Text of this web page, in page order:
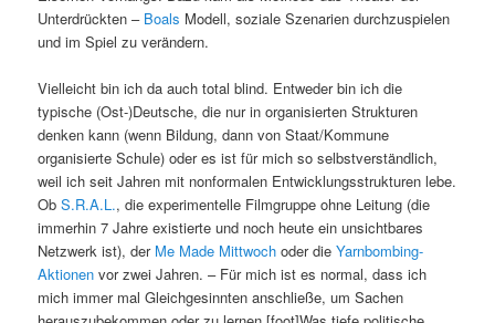
Unterdrückten – Boals Modell, soziale Szenarien durchzuspielen
und im Spiel zu verändern.
Vielleicht bin ich da auch total blind. Entweder bin ich die
typische (Ost-)Deutsche, die nur in organisierten Strukturen
denken kann (wenn Bildung, dann von Staat/Kommune
organisierte Schule) oder es ist für mich so selbstverständlich,
weil ich seit Jahren mit nonformalen Entwicklungsstrukturen lebe.
ObS.R.A.L., die experimentelle Filmgruppe ohne Leitung (die
immerhin 7 Jahre existierte und noch heute ein unsichtbares
Netzwerk ist), der Me Made Mittwoch oder dieYarnbombing-
Aktionen vor zwei Jahren. – Für mich ist es normal, dass ich
mich immer mal Gleichgesinnten anschließe, um Sachen